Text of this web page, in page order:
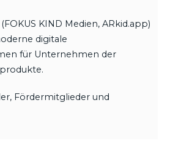
KIND Medien, ARkid.app)
digitale
für Unternehmen der
Fördermitglieder und